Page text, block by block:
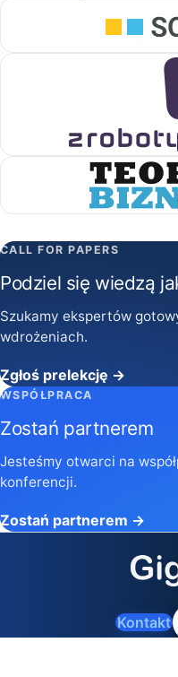
CALL FOR PAPERS
Podziel się wiedzą
Szukamy ekspertów
wdrożeniach.
Zgłoś prelekcję →
WSPÓŁPRACA
Zostań partnerem
Jesteśmy otwarci na
konferencji.
Zostań partnerem →
Kontakt